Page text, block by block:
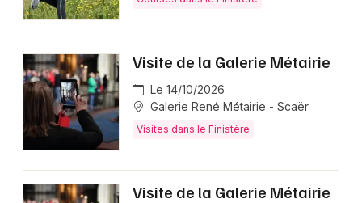
Visite de la Galerie Métairie
Le 14/10/2026
Galerie René Métairie - Scaër
Visites dans le Finistère
Visite de la Galerie Métairie